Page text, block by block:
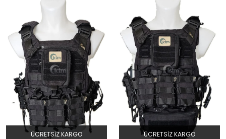
ÜCRETSIZ KARGO ÜCRETSIZ KARGO